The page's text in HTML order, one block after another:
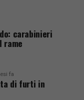
carabinieri
rame
fa
di furti in